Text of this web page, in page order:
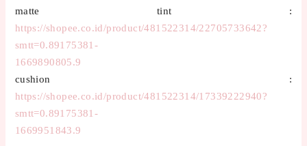
matte tint :
https://shopee.co.id/product/481522314/22705733642?
smtt=0.89175381-
1669890805.9
cushion :
https://shopee.co.id/product/481522314/17339222940?
smtt=0.89175381-
1669951843.9